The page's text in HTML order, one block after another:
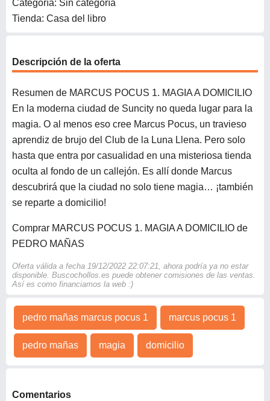
Categoría: Sin categoría
Tienda: Casa del libro
Descripción de la oferta
Resumen de MARCUS POCUS 1. MAGIA A DOMICILIO
En la moderna ciudad de Suncity no queda lugar para la
magia. O al menos eso cree Marcus Pocus, un travieso
aprendiz de brujo del Club de la Luna Llena. Pero solo
hasta que entra por casualidad en una misteriosa tienda
oculta al fondo de un callejón. Es allí donde Marcus
descubrirá que la ciudad no solo tiene magia… ¡también
se reparte a domicilio!
Comprar MARCUS POCUS 1. MAGIA A DOMICILIO de
PEDRO MAÑAS
Oferta válida a fecha 19/12/2022 22:07:21, ahora podría ya no estar
disponible. Buscochollos.es puede obtener comisiones de las ventas.
Así es como financiamos la web :)
pedro mañas marcus pocus 1 marcus pocus 1
pedro mañas magia domicilio
Comentarios